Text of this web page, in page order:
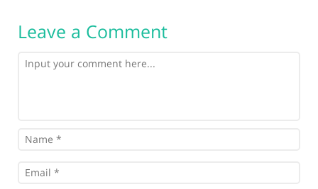
Leave a Comment